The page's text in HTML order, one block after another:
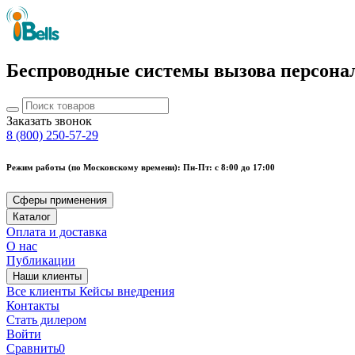
Беспроводные системы вызова
Заказать звонок
8 (800) 250-57-29
Режим работы (по Московскому времени): Пн-Пт: с 8:00 до 17:00
Сферы применения
Каталог
Оплата и доставка
О нас
Публикации
Наши клиенты
Все клиенты Кейсы внедрения
Контакты
Стать дилером
Войти
Сравнить0